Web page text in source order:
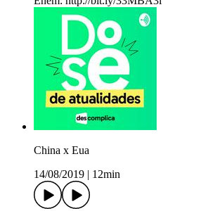
China x Eua
14/08/2019
12min